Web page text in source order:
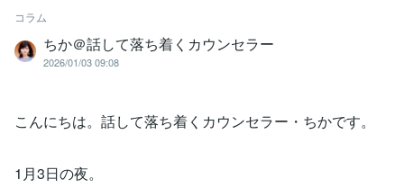
コラム
ちか＠話して落ち着くカウンセラー
2026/01/03 09:08
こんにちは。話して落ち着くカウンセラー・ちかです。
1月3日の夜。